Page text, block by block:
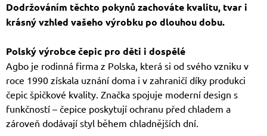
Dodržováním těchto pokynů zachováte kvalitu, tvar i
krásný vzhled vašeho výrobku po dlouhou dobu.
Polský výrobce čepic pro děti i dospělé
Agbo je rodinná firma z Polska, která si od svého vzniku v
roce 1990 získala uznání doma i v zahraničí díky produkci
čepic špičkové kvality. Značka spojuje moderní design s
funkčností – čepice poskytují ochranu před chladem a
zároveň dodávají styl během chladnějších dní.